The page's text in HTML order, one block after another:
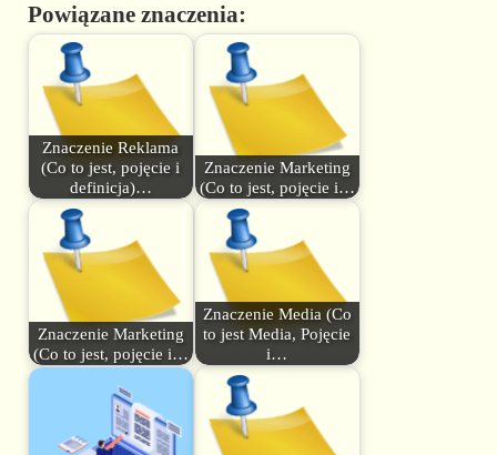
Powiązane znaczenia:
Znaczenie Reklama
(Co to jest, pojęcie i
definicja)…
Znaczenie Marketing
(Co to jest, pojęcie i…
Znaczenie Marketing
(Co to jest, pojęcie i…
Znaczenie Media (Co
to jest Media, Pojęcie
i…